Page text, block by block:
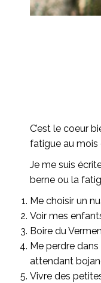
C’est le coeur
fatigue au mois
Je me suis
berne ou la
Me choisir un
Voir mes
Boire du
Me perdre
attendant
Vivre des